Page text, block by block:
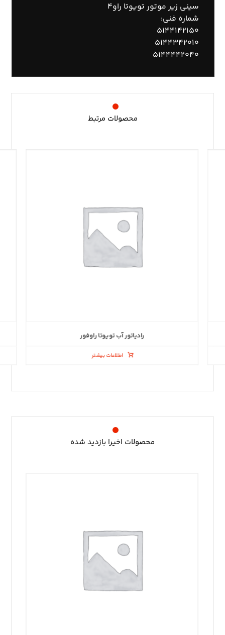
سینی زیر موتور تویوتا راو۴
شماره فنی:
۵۱۴۴۱۴۲۱۵۰
۵۱۴۴۳۴۲۰۱۰
۵۱۴۴۴۴۲۰۴۰
محصولات مرتبط
رادیاتور آب تویوتا راوفور
اطلاعات بیشتر
محصولات اخیرا بازدید شده